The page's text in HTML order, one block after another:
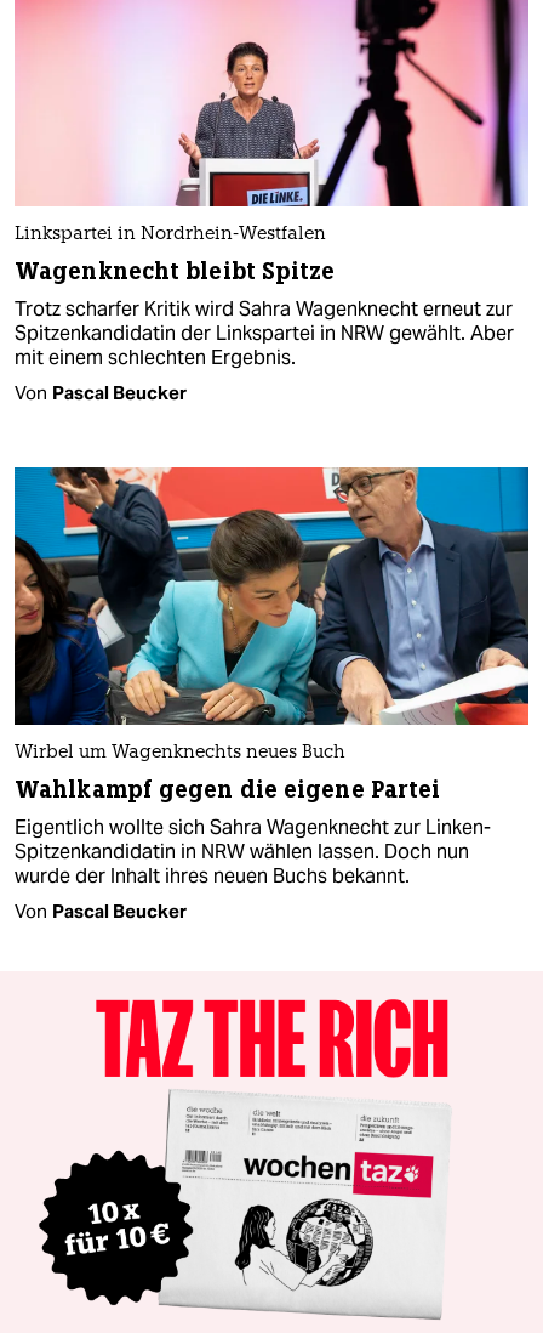
Linkspartei in Nordrhein-Westfalen
Wagenknecht bleibt Spitze
Trotz scharfer Kritik wird Sahra Wagenknecht erneut zur
Spitzenkandidatin der Linkspartei in NRW gewählt. Aber
mit einem schlechten Ergebnis.
Von Pascal Beucker
Wirbel um Wagenknechts neues Buch
Wahlkampf gegen die eigene Partei
Eigentlich wollte sich Sahra Wagenknecht zur Linken-
Spitzenkandidatin in NRW wählen lassen. Doch nun
wurde der Inhalt ihres neuen Buchs bekannt.
Von Pascal Beucker